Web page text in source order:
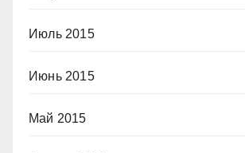
Июль 2015
Июнь 2015
Май 2015